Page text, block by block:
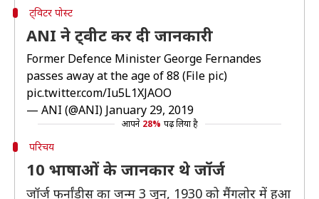
ट्विटर पोस्ट
ANI ने ट्वीट कर दी जानकारी
Former Defence Minister George Fernandes
passes away at the age of 88 (File pic)
pic.twitter.com/Iu5L1XJAOO
— ANI (@ANI) January 29, 2019
आपने 28% पढ़ लिया है
परिचय
10 भाषाओं के जानकार थे जॉर्ज
जॉर्ज फर्नांडीस का जन्म 3 जून, 1930 को मैंगलोर में हुआ